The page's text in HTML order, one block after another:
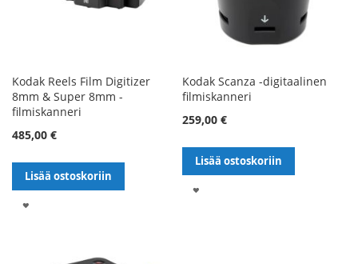
Kodak Reels Film Digitizer
8mm & Super 8mm -
filmiskanneri
485,00 €
Lisää ostoskoriin
Kodak Scanza -digitaalinen
filmiskanneri
259,00 €
Lisää ostoskoriin